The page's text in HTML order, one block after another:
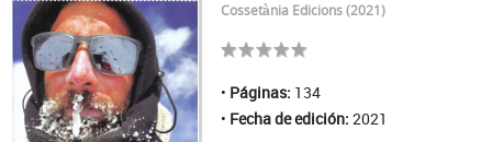
Cossetània Edicions (2021)
Páginas: 134
Fecha de edición: 2021